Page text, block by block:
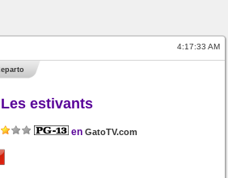
4:17:33 AM
Les estivants
en GatoTV.com